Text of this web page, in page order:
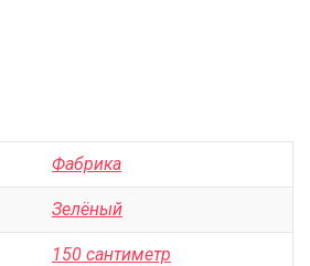
ЧЕХЛЫ ДЛЯ ЧЕМОДАНОВ
Мешки для обуви
Пеналы для школы
Фабрика
Зелёный
150 сантиметр